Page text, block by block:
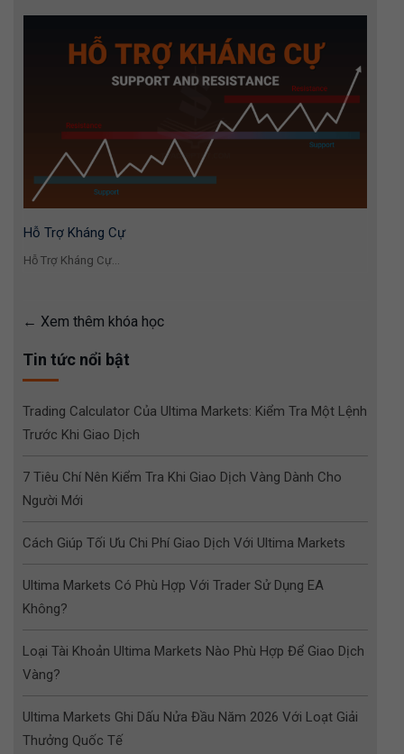
Hỗ Trợ Kháng Cự
Hỗ Trợ Kháng Cự...
Xem thêm khóa học
Tin tức nổi bật
Trading Calculator Của Ultima Markets: Kiểm Tra Một Lệnh
Trước Khi Giao Dịch
7 Tiêu Chí Nên Kiểm Tra Khi Giao Dịch Vàng Dành Cho
Người Mới
Cách Giúp Tối Ưu Chi Phí Giao Dịch Với Ultima Markets
Ultima Markets Có Phù Hợp Với Trader Sử Dụng EA
Không?
Loại Tài Khoản Ultima Markets Nào Phù Hợp Để Giao Dịch
Vàng?
Ultima Markets Ghi Dấu Nửa Đầu Năm 2026 Với Loạt Giải
Thưởng Quốc Tế